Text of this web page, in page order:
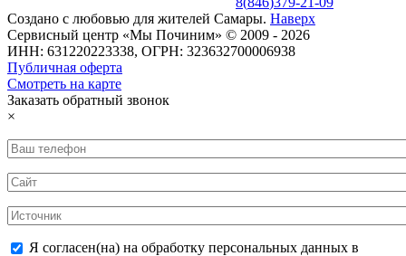
Создано с любовью для жителей Самары. Наверх
Сервисный центр «Мы Починим» © 2009 - 2026
ИНН: 631220223338, ОГРН: 323632700006938
Публичная оферта
Смотреть на карте
Заказать обратный звонок
×
Я согласен(на) на обработку персональных данных в